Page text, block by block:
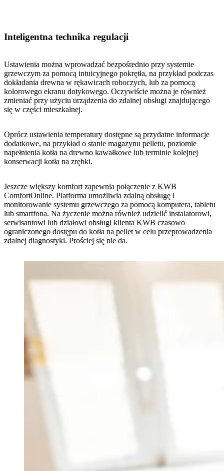
Inteligentna technika regulacji
Ustawienia można wprowadzać bezpośrednio przy systemie
grzewczym za pomocą intuicyjnego pokrętła, na przykład podczas
dokładania drewna w rękawicach roboczych, lub za pomocą
kolorowego ekranu dotykowego. Oczywiście można je również
zmieniać przy użyciu urządzenia do zdalnej obsługi znajdującego
się w części mieszkalnej.
Oprócz ustawienia temperatury dostępne są przydatne informacje
dodatkowe, na przykład o stanie magazynu pelletu, poziomie
napełnienia kotła na drewno kawałkowe lub terminie kolejnej
konserwacji kotła na zrębki.
Jeszcze większy komfort zapewnia połączenie z KWB
ComfortOnline. Platforma umożliwia zdalną obsługę i
monitorowanie systemu grzewczego za pomocą komputera, tabletu
lub smartfona. Na życzenie można również udzielić instalatorowi,
serwisantowi lub działowi obsługi klienta KWB czasowo
ograniczonego dostępu do kotła na pellet w celu przeprowadzenia
zdalnej diagnostyki. Prościej się nie da.